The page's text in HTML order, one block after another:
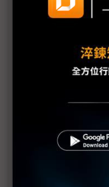
超微CPU、GPU
眾福科攜手友通、
雙鴻首度參展
結合技術、產品
高通Cristiano